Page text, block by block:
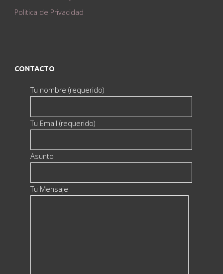
Politica de Privacidad
CONTACTO
Tu nombre (requerido)
Tu Email (requerido)
Asunto
Tu Mensaje